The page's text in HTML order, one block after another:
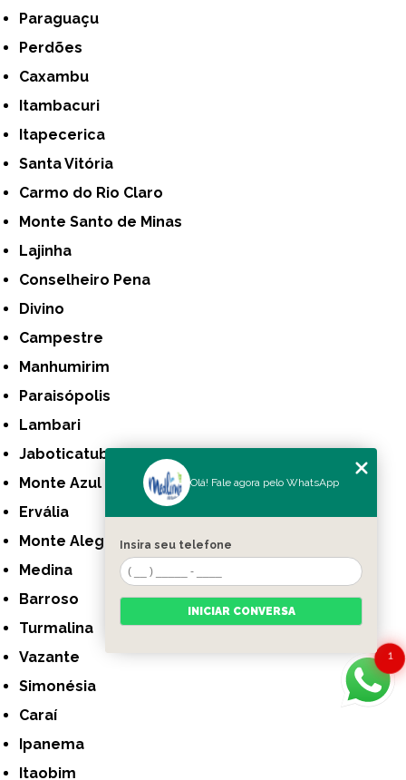
Paraguaçu
Perdões
Caxambu
Itambacuri
Itapecerica
Santa Vitória
Carmo do Rio Claro
Monte Santo de Minas
Lajinha
Conselheiro Pena
Divino
Campestre
Manhumirim
Paraisópolis
Lambari
Jaboticatubas
Monte Azul
Ervália
Monte Alegre de Minas
Medina
Barroso
Turmalina
Vazante
Simonésia
Caraí
Ipanema
Itaobim
1
Olá! Fale agora pelo WhatsApp
Insira seu telefone
INICIAR CONVERSA